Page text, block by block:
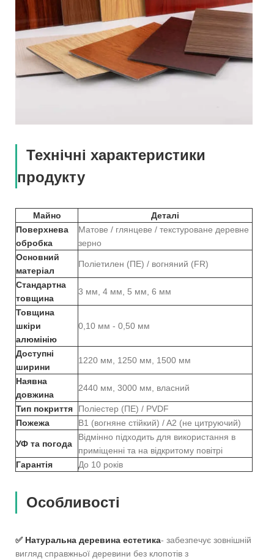
Технічні характеристики
продукту
Майно
Деталі
Поверхнева
обробка
Матове / глянцеве / текстуроване деревне
зерно
Основний
матеріал
Поліетилен (ПЕ) / вогняний (FR)
Стандартна
товщина
3 мм, 4 мм, 5 мм, 6 мм
Товщина
шкіри
алюмінію
0,10 мм - 0,50 мм
Доступні
ширини
1220 мм, 1250 мм, 1500 мм
Наявна
довжина
2440 мм, 3000 мм, власний
Тип покриття
Поліестер (ПЕ) / PVDF
Пожежа
B1 (вогняне стійкий) / A2 (не цитруючий)
УФ та погода
Відмінно підходить для використання в
приміщенні та на відкритому повітрі
Гарантія
До 10 років
Особливості
✅ Натуральна деревина естетика- забезпечує зовнішній
вигляд справжньої деревини без клопотів з